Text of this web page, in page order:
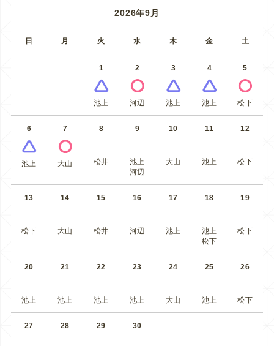
2026年9月
日 月 火 水 木 金 土
1
池上
2
河辺
3
池上
4
池上
5
松下
6
池上
7
大山
8
松井
9
池上
河辺
10
大山
11
池上
12
松下
13
松下
14
大山
15
松井
16
河辺
17
池上
18
池上
松下
19
松下
20
池上
21
池上
22
池上
23
池上
24
大山
25
池上
26
松下
27 28 29 30